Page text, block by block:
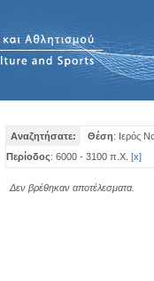
Αναζητήσατε: Θέση: Ιερός
Περίοδος: 6000 - 3100 π.Χ. [x]
Δεν βρέθηκαν αποτέλεσματα.